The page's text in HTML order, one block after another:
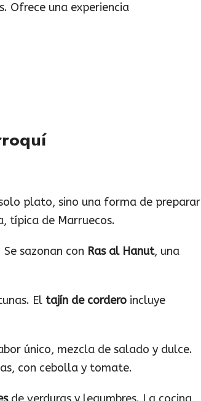
Ofrece una experiencia
plato, sino una forma de preparar
típica de Marruecos.
Se sazonan con Ras al Hanut, una
El tajín de cordero incluye
único, mezcla de salado y dulce.
con cebolla y tomate.